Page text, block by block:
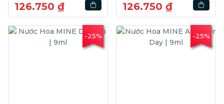
126.750 ₫ 126.750 ₫
-25% -25%